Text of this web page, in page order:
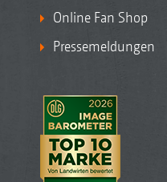
Online Fan Shop
Pressemeldungen